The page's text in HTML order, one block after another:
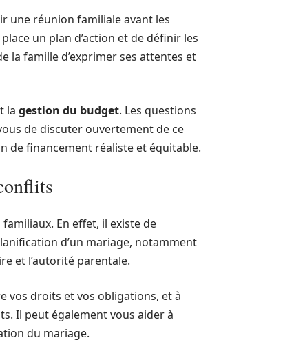
une réunion familiale avant les
un plan d’action et de définir les
la famille d’exprimer ses attentes et
la gestion du budget. Les questions
de discuter ouvertement de ce
de financement réaliste et équitable.
En effet, il existe de
d’un mariage, notamment
et l’autorité parentale.
vos droits et vos obligations, et à
Il peut également vous aider à
du mariage.